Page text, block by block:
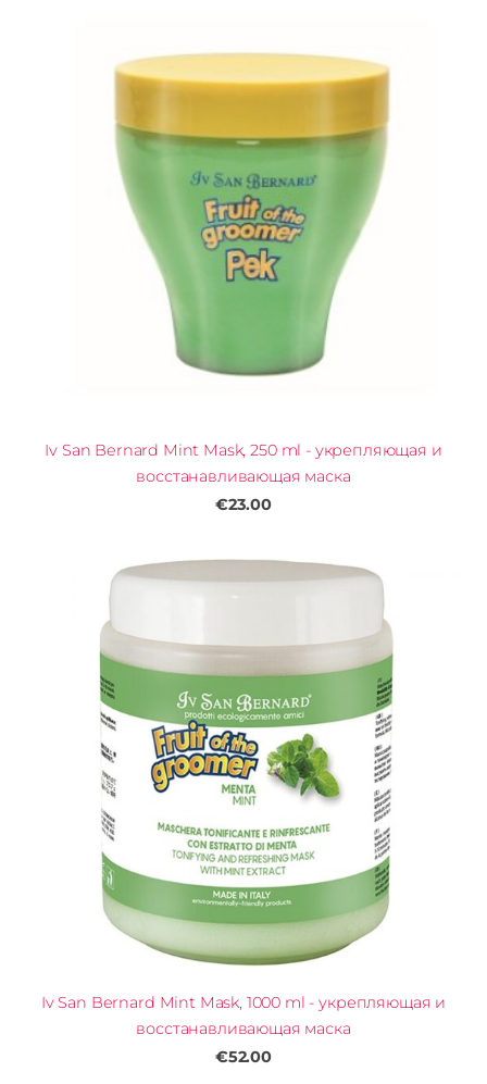
Iv San Bernard Mint Mask, 250 ml - укрепляющая и
восстанавливающая маска
€23.00
Iv San Bernard Mint Mask, 1000 ml - укрепляющая и
восстанавливающая маска
€52.00